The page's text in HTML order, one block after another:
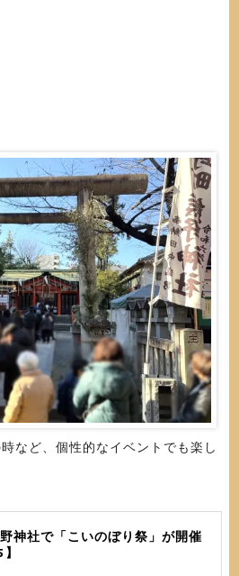
など、個性的なイベントでも楽し
神社で「こいのぼり祭」が開催